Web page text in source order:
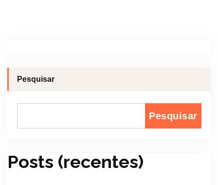
Pesquisar
Pesquisar
Posts (recentes)